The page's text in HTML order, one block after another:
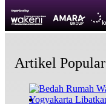
Artikel Popular